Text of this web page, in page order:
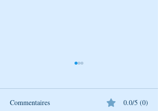
Commentaires 0.0/5 (0)